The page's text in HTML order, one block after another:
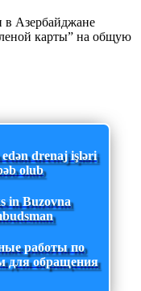
в Азербайджане
карты” на общую
drenaj işləri
olub
in Buzovna
работы по
для обращения